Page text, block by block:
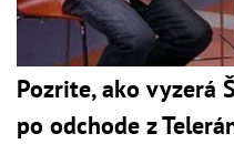
Pozrite, ako vyzerá
po odchode z